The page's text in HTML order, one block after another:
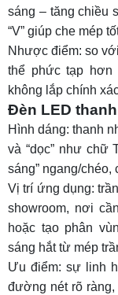
sáng – tăng chiều
“V” giúp che mép
Nhược điểm: so
thể phức tạp hơn
không lắp chính
Đèn LED
Hình dáng: thanh
và “dọc” như chữ
sáng” ngang/chéo,
Vị trí ứng dụng:
showroom, nơi
hoặc tạo phân
sáng hắt từ mép
Ưu điểm: sự linh
đường nét rõ